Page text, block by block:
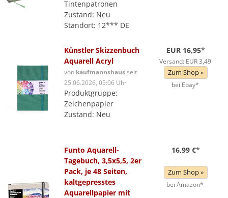
Tintenpatronen
Zustand: Neu
Standort: 12*** DE
Künstler Skizzenbuch
Aquarell Acryl
von kaufmannshausseit
25.06.2026, 05:06 Uhr
Produktgruppe:
Zeichenpapier
Zustand: Neu
EUR 16,95*
Versand: EUR 3,49
Zum Shop »
bei Ebay*
Funto Aquarell-
Tagebuch, 3,5x5,5, 2er
Pack, je 48 Seiten,
kaltgepresstes
Aquarellpapier mit
16,99 €*
Zum Shop »
bei Amazon*